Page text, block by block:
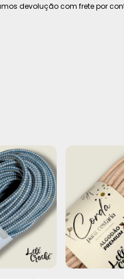
devolução com frete por